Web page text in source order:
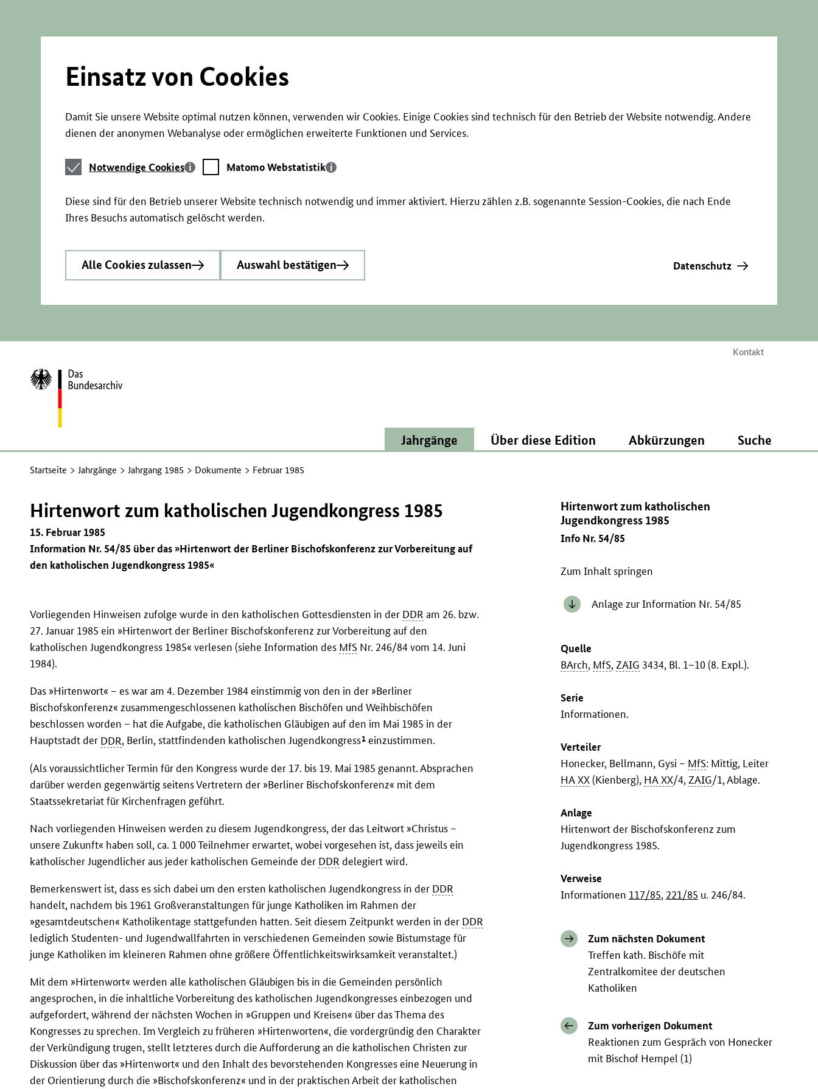
Einsatz von Cookies
Damit Sie unsere Website optimal nutzen können, verwenden wir Cookies. Einige Cookies sind technisch für den Betrieb der Website notwendig. Andere
dienen der anonymen Webanalyse oder ermöglichen erweiterte Funktionen und Services.
Notwendige
Cookies
Notwendige Cookies
Matomo
Webstatistik
Matomo Webstatistik
Diese sind für den Betrieb unserer Website technisch notwendig und immer aktiviert. Hierzu zählen z.B. sogenannte Session-Cookies, die nach Ende
Ihres Besuchs automatisch gelöscht werden.
Alle Cookies zulassen Auswahl bestätigen Datenschutz
Kontakt
Zur
Startseite
Jahrgänge Über diese Edition Abkürzungen Suche
Startseite Jahrgänge Jahrgang 1985 Dokumente Februar 1985
Hirtenwort zum katholischen
Jugendkongress 1985
Info Nr. 54/85
Zum Inhalt springen
Anlage zur Information Nr. 54/85
Quelle
BArch, MfS,ZAIG 3434, Bl. 1–10 (8. Expl.).
Serie
Informationen.
Verteiler
Honecker, Bellmann, Gysi – MfS: Mittig, Leiter
HA XX(Kienberg), HA XX/4,ZAIG/1, Ablage.
Anlage
Hirtenwort der Bischofskonferenz zum
Jugendkongress 1985.
Verweise
Informationen 117/85, 221/85 u. 246/84.
Zum nächsten Dokument
Treffen kath. Bischöfe mit
Zentralkomitee der deutschen
Katholiken
Zum vorherigen Dokument
Reaktionen zum Gespräch von Honecker
mit Bischof Hempel (1)
Hirtenwort zum katholischen Jugendkongress 1985
15. Februar 1985
Information Nr. 54/85 über das »Hirtenwort der Berliner Bischofskonferenz zur Vorbereitung auf
den katholischen Jugendkongress 1985«
Vorliegenden Hinweisen zufolge wurde in den katholischen Gottesdiensten in der DDR am 26. bzw.
27. Januar 1985 ein »Hirtenwort der Berliner Bischofskonferenz zur Vorbereitung auf den
katholischen Jugendkongress 1985« verlesen (siehe Information des MfS Nr. 246/84 vom 14. Juni
1984).
Das »Hirtenwort« – es war am 4. Dezember 1984 einstimmig von den in der »Berliner
Bischofskonferenz« zusammengeschlossenen katholischen Bischöfen und Weihbischöfen
beschlossen worden – hat die Aufgabe, die katholischen Gläubigen auf den im Mai 1985 in der
Hauptstadt der DDR, Berlin, stattfindenden katholischen Jugendkongress1 einzustimmen.
(Als voraussichtlicher Termin für den Kongress wurde der 17. bis 19. Mai 1985 genannt. Absprachen
darüber werden gegenwärtig seitens Vertretern der »Berliner Bischofskonferenz« mit dem
Staatssekretariat für Kirchenfragen geführt.
Nach vorliegenden Hinweisen werden zu diesem Jugendkongress, der das Leitwort »Christus –
unsere Zukunft« haben soll, ca. 1 000 Teilnehmer erwartet, wobei vorgesehen ist, dass jeweils ein
katholischer Jugendlicher aus jeder katholischen Gemeinde der DDR delegiert wird.
Bemerkenswert ist, dass es sich dabei um den ersten katholischen Jugendkongress in der DDR
handelt, nachdem bis 1961 Großveranstaltungen für junge Katholiken im Rahmen der
»gesamtdeutschen« Katholikentage stattgefunden hatten. Seit diesem Zeitpunkt werden in der DDR
lediglich Studenten- und Jugendwallfahrten in verschiedenen Gemeinden sowie Bistumstage für
junge Katholiken im kleineren Rahmen ohne größere Öffentlichkeitswirksamkeit veranstaltet.)
Mit dem »Hirtenwort« werden alle katholischen Gläubigen bis in die Gemeinden persönlich
angesprochen, in die inhaltliche Vorbereitung des katholischen Jugendkongresses einbezogen und
aufgefordert, während der nächsten Wochen in »Gruppen und Kreisen« über das Thema des
Kongresses zu sprechen. Im Vergleich zu früheren »Hirtenworten«, die vordergründig den Charakter
der Verkündigung trugen, stellt letzteres durch die Aufforderung an die katholischen Christen zur
Diskussion über das »Hirtenwort« und den Inhalt des bevorstehenden Kongresses eine Neuerung in
der Orientierung durch die »Bischofskonferenz« und in der praktischen Arbeit der katholischen